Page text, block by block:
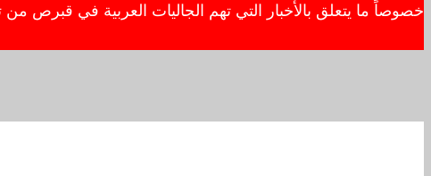
خصوصاً ما يتعلق بالأخبار التي تهم الجاليات العربية في قبرص